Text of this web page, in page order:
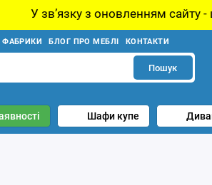
сайту - ціну за товар
ФАБРИКИ БЛОГ ПРО МЕБЛІ КОНТАКТИ
Пошук
Шафи купе